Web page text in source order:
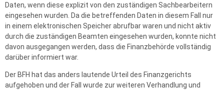
Daten, wenn diese explizit von den zuständigen Sachbearbeitern
eingesehen wurden. Da die betreffenden Daten in diesem Fall nur
in einem elektronischen Speicher abrufbar waren und nicht aktiv
durch die zuständigen Beamten eingesehen wurden, konnte nicht
davon ausgegangen werden, dass die Finanzbehörde vollständig
darüber informiert war.
Der BFH hat das anders lautende Urteil des Finanzgerichts
aufgehoben und der Fall wurde zur weiteren Verhandlung und